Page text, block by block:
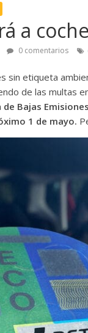
a
0 comentarios
sin etiqueta
de las multas
Bajas
1 de mayo.